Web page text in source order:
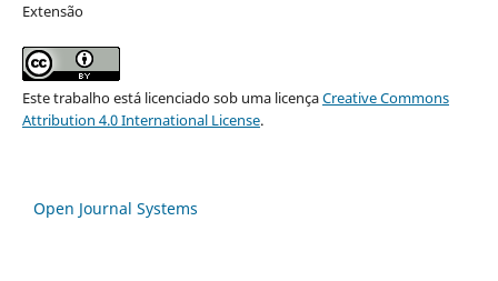
Extensão
Este trabalho está licenciado sob uma licençaCreative Commons
Attribution 4.0 International License.
Open Journal Systems